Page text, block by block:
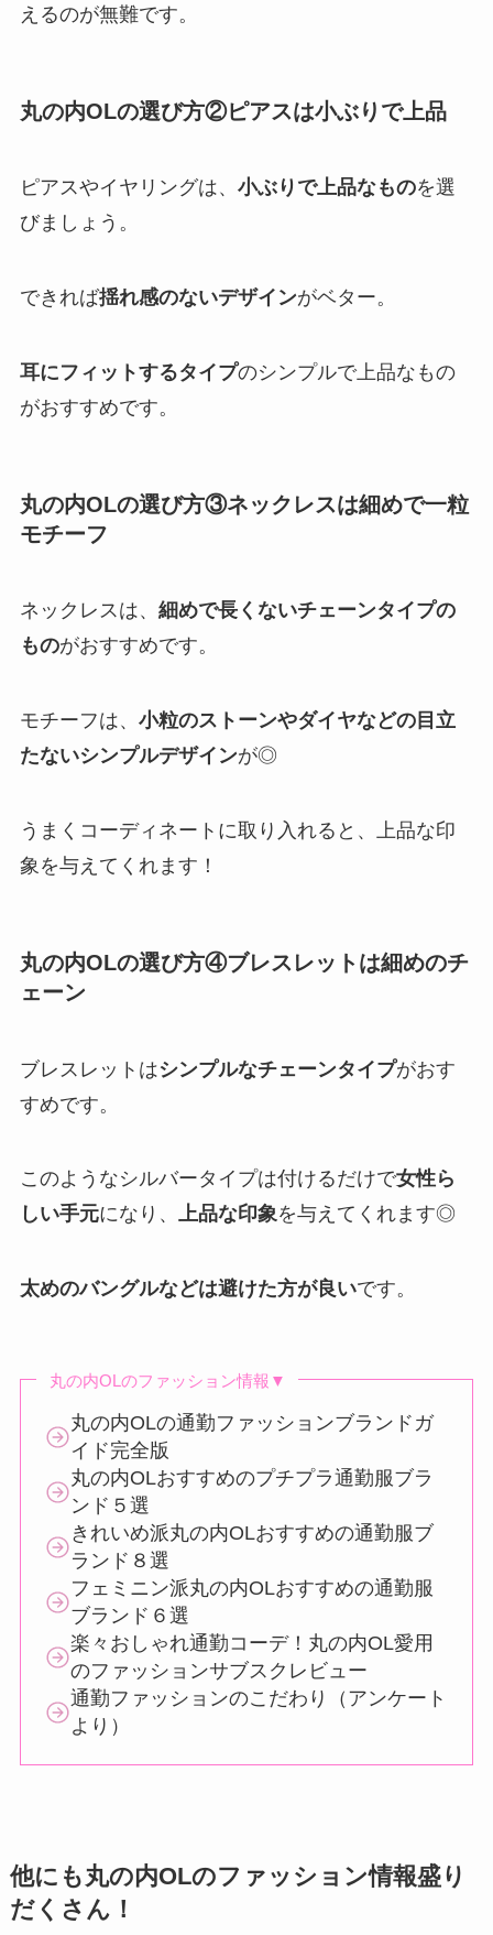
えるのが無難です。
丸の内OLの選び方②ピアスは小ぶりで上品
ピアスやイヤリングは、 小ぶりで上品なものを選
びましょう。
できれば揺れ感のないデザインがベター。
耳にフィットするタイプのシンプルで上品なもの
がおすすめです。
丸の内OLの選び方③ネックレスは細めで一粒
モチーフ
ネックレスは、 細めで長くないチェーンタイプの
ものがおすすめです。
モチーフは、 小粒のストーンやダイヤなどの目立
たないシンプルデザインが◎
うまくコーディネートに取り入れると、上品な印
象を与えてくれます！
丸の内OLの選び方④ブレスレットは細めのチ
ェーン
ブレスレットはシンプルなチェーンタイプがおす
すめです。
このようなシルバータイプは付けるだけで女性ら
しい手元になり、 上品な印象を与えてくれます◎
太めのバングルなどは避けた方が良いです。
丸の内OLのファッション情報▼
丸の内OLの通勤ファッションブランドガ
イド完全版
丸の内OLおすすめのプチプラ通勤服ブラ
ンド５選
きれいめ派丸の内OLおすすめの通勤服ブ
ランド８選
フェミニン派丸の内OLおすすめの通勤服
ブランド６選
楽々おしゃれ通勤コーデ！丸の内OL愛用
のファッションサブスクレビュー
通勤ファッションのこだわり（アンケート
より）
他にも丸の内OLのファッション情報盛り
だくさん！